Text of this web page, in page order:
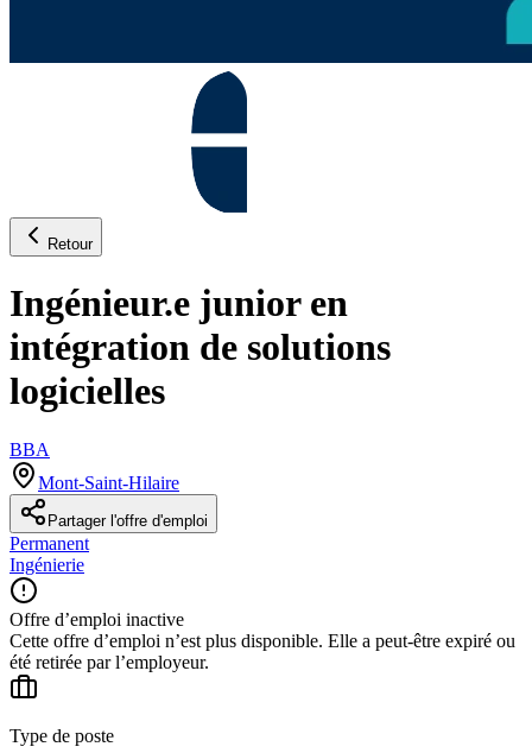
Retour
Ingénieur.e junior en
intégration de solutions
logicielles
BBA
Mont-Saint-Hilaire
Partager l'offre d'emploi
Permanent
Ingénierie
Offre d’emploi inactive
Cette offre d’emploi n’est plus disponible. Elle a peut-être expiré ou
été retirée par l’employeur.
Type de poste